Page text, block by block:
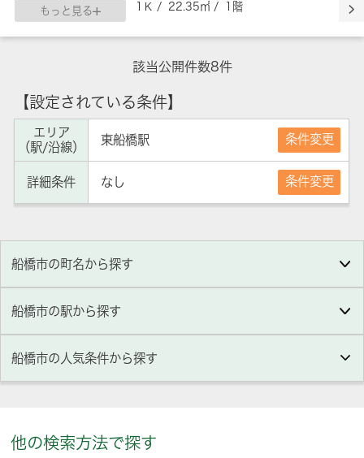
もっと見る
1Ｋ / 22.35㎡ / 1階
該当公開件数8件
【設定されている条件】
エリア
（駅/沿線）
東船橋駅 条件変更
詳細条件 なし 条件変更
船橋市の町名から探す
船橋市の駅から探す
船橋市の人気条件から探す
他の検索方法で探す